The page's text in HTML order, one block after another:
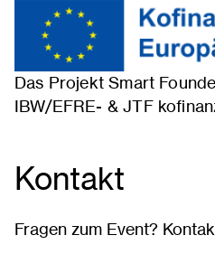
Das Projekt Smart
IBW/EFRE- & JTF
Kontakt
Fragen zum Event?